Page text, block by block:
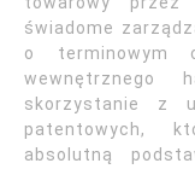
świadome
o terminowym
wewnętrznego
skorzystanie z
patentowych,
absolutną